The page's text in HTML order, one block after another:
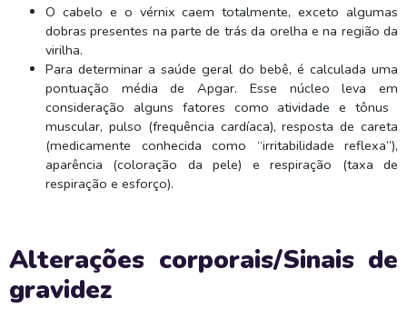
O cabelo e o vérnix caem totalmente, exceto algumas
dobras presentes na parte de trás da orelha e na região da
virilha.
Para determinar a saúde geral do bebê, é calculada uma
pontuação média de Apgar. Esse núcleo leva em
consideração alguns fatores como atividade e tônus ​​​​
muscular, pulso (frequência cardíaca), resposta de careta
(medicamente conhecida como “irritabilidade reflexa”),
aparência (coloração da pele) e respiração (taxa de
respiração e esforço).
Alterações corporais/Sinais de
gravidez